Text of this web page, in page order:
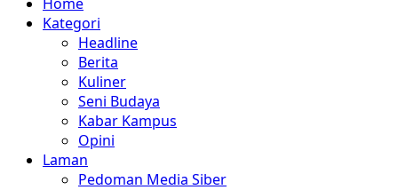
Kategori
Headline
Berita
Kuliner
Seni Budaya
Kabar Kampus
Opini
Laman
Pedoman Media Siber